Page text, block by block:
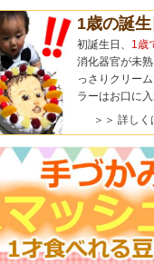
1歳の誕
初誕生日、 1歳
消化器官が未
っさりクリー
ラーはお口に
＞＞ 詳しく